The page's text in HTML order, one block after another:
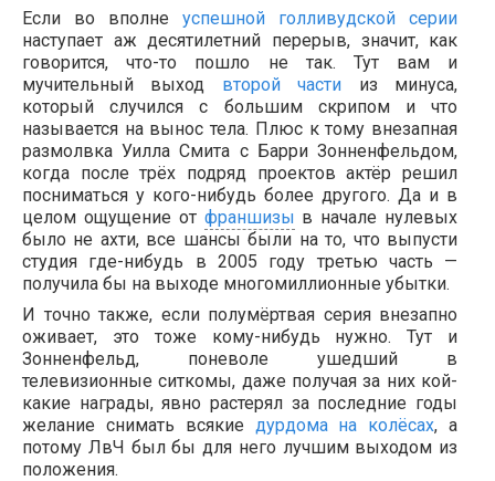
Если во вполнеуспешной голливудской серии
наступает аж десятилетний перерыв, значит, как
говорится, что-то пошло не так. Тут вам и
мучительный выход второй части из минуса,
который случился с большим скрипом и что
называется на вынос тела. Плюс к тому внезапная
размолвка Уилла Смита с Барри Зонненфельдом,
когда после трёх подряд проектов актёр решил
посниматься у кого-нибудь более другого. Да и в
целом ощущение от франшизы в начале нулевых
было не ахти, все шансы были на то, что выпусти
студия где-нибудь в 2005 году третью часть —
получила бы на выходе многомиллионные убытки.
И точно также, если полумёртвая серия внезапно
оживает, это тоже кому-нибудь нужно. Тут и
Зонненфельд, поневоле ушедший в
телевизионные ситкомы, даже получая за них кой-
какие награды, явно растерял за последние годы
желание снимать всякие дурдома на колёсах, а
потому ЛвЧ был бы для него лучшим выходом из
положения.